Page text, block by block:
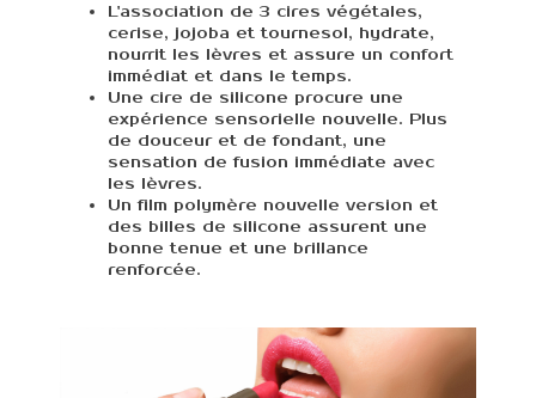
L'association de 3 cires végétales,
cerise, jojoba et tournesol, hydrate,
nourrit les lèvres et assure un confort
immédiat et dans le temps.
Une cire de silicone procure une
expérience sensorielle nouvelle. Plus
de douceur et de fondant, une
sensation de fusion immédiate avec
les lèvres.
Un film polymère nouvelle version et
des billes de silicone assurent une
bonne tenue et une brillance
renforcée.